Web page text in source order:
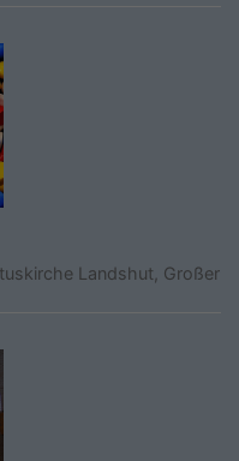
Landshut, Großer